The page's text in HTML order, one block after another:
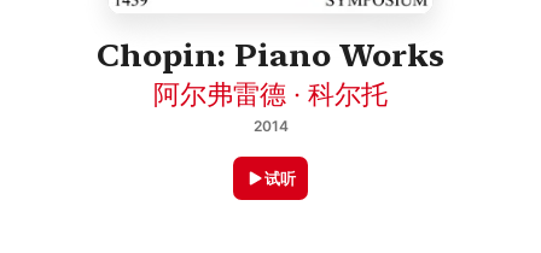
Chopin: Piano Works
阿尔弗雷德 · 科尔托
2014
试听